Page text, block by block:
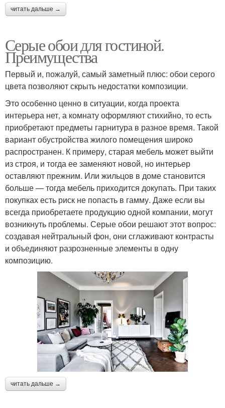
читать дальше →
Серые обои для гостиной.
Преимущества
Первый и, пожалуй, самый заметный плюс: обои серого
цвета позволяют скрыть недостатки композиции.
Это особенно ценно в ситуации, когда проекта
интерьера нет, а комнату оформляют стихийно, то есть
приобретают предметы гарнитура в разное время. Такой
вариант обустройства жилого помещения широко
распространен. К примеру, старая мебель может выйти
из строя, и тогда ее заменяют новой, но интерьер
оставляют прежним. Или жильцов в доме становится
больше — тогда мебель приходится докупать. При таких
покупках есть риск не попасть в гамму. Даже если вы
всегда приобретаете продукцию одной компании, могут
возникнуть проблемы. Серые обои решают этот вопрос:
создавая нейтральный фон, они сглаживают контрасты
и объединяют разрозненные элементы в одну
композицию.
читать дальше →